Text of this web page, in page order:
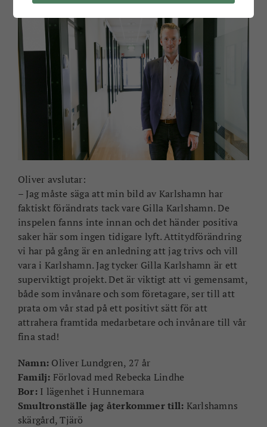
Oliver avslutar:
– Jag måste säga att min bild av Karlshamn har
faktiskt förändrats tack vare Gilla Karlshamn. De
inspelen fanns inte innan och det händer positiva
saker här som ingen tidigare lyft. Attitydförändring
vi har på gång är en anledning att jag trivs och vill
vara i Karlshamn. Jag tycker Gilla Karlshamn är ett
superviktigt projekt. Det är viktigt att vi gemensamt,
både som invånare och som företagare, ser till att
prata om vår stad på ett positivt sätt för att
attrahera framtida medarbetare och invånare till vår
fina stad!
Namn: Oliver Lundgren, 27 år
Familj: Förlovad med Rebecka Lindhe
Bor:I lägenhet i Hunnemara
Smultronställe jag återkommer till: Karlshamns
skärgård, Tjärö